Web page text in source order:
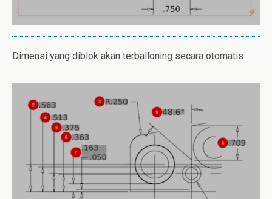
Dimensi yang diblok akan terballoning secara otomatis